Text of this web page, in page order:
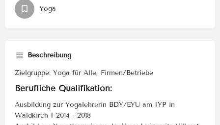
Yoga
Beschreibung
Zielgruppe: Yoga für Alle, Firmen/Betriebe
Berufliche Qualifikation:
Ausbildung zur Yogalehrerin BDY/EYU am IYP in
Waldkirch I 2014 - 2018